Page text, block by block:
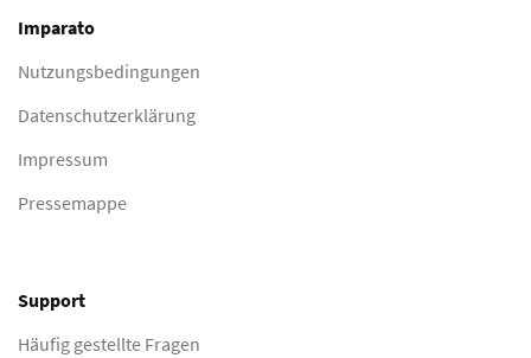
Imparato
Nutzungsbedingungen
Datenschutzerklärung
Impressum
Pressemappe
Support
Häufig gestellte Fragen